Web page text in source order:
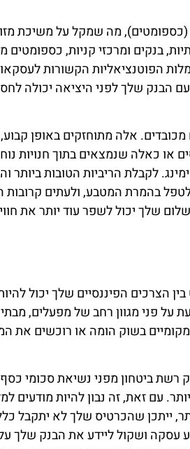
(כספומטים), מה שמקל על משיכת
בנקים ומרכזי קניות, כספומטים
הפוטנציאליות הקשורות
הבנק שלך לפני היציאה יכולה
אלה מתוחזקים באופן קבוע,
או כאלה שנמצאים בתוך חנויות
לקבלת הריביות הטובות ביותר
בהמרת המטבע, ולעתים קרובות
שלך יכול לשפר עוד יותר את
הצרכים הפיננסיים שלך יכול
על פני מגוון רחב של מפעלים,
בשוק הומה או רוכשים את
ביטחון מפני נשיאת סכומי כסף
עם זאת, זה נבון להיות מודעים
ייתכן שהכרטיס שלך לא יתקבל
עסקה ושקול ליידע את הבנק שלך